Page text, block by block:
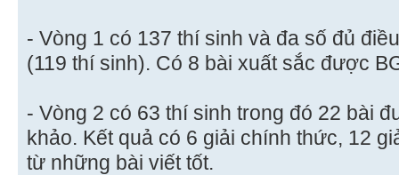
- Vòng 1 có 137 thí sinh và đa số đủ
(119 thí sinh). Có 8 bài xuất sắc được
- Vòng 2 có 63 thí sinh trong đó 22 bài
khảo. Kết quả có 6 giải chính thức, 12
từ những bài viết tốt.